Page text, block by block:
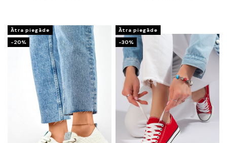
Ātra piegāde
-20%
Ātra piegāde
-30%